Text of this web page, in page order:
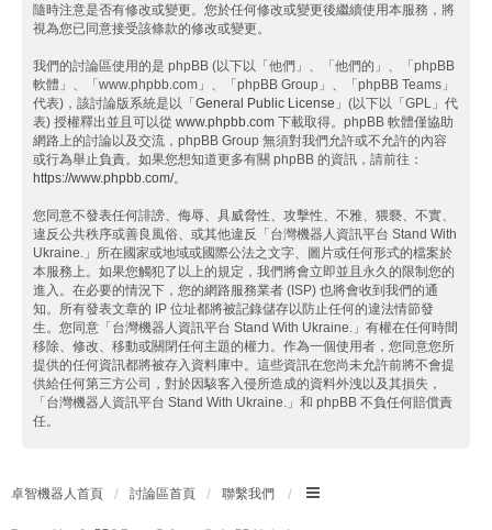
隨時注意是否有修改或變更。您於任何修改或變更後繼續使用本服務，將
視為您已同意接受該條款的修改或變更。
我們的討論區使用的是 phpBB (以下以「他們」、「他們的」、「phpBB
軟體」、「www.phpbb.com」、「phpBB Group」、「phpBB Teams」
代表)，該討論版系統是以「General Public License 」(以下以「GPL」代
表) 授權釋出並且可以從 www.phpbb.com 下載取得。phpBB 軟體僅協助
網路上的討論以及交流，phpBB Group 無須對我們允許或不允許的內容
或行為舉止負責。如果您想知道更多有關 phpBB 的資訊，請前往：
https://www.phpbb.com/。
您同意不發表任何誹謗、侮辱、具威脅性、攻擊性、不雅、猥褻、不實、
違反公共秩序或善良風俗、或其他違反「台灣機器人資訊平台 Stand With
Ukraine.」所在國家或地域或國際公法之文字、圖片或任何形式的檔案於
本服務上。如果您觸犯了以上的規定，我們將會立即並且永久的限制您的
進入。在必要的情況下，您的網路服務業者 (ISP) 也將會收到我們的通
知。所有發表文章的 IP 位址都將被記錄儲存以防止任何的違法情節發
生。您同意「台灣機器人資訊平台 Stand With Ukraine.」有權在任何時間
移除、修改、移動或關閉任何主題的權力。作為一個使用者，您同意您所
提供的任何資訊都將被存入資料庫中。這些資訊在您尚未允許前將不會提
供給任何第三方公司，對於因駭客入侵所造成的資料外洩以及其損失，
「台灣機器人資訊平台 Stand With Ukraine.」和 phpBB 不負任何賠償責
任。
卓智機器人首頁 討論區首頁 聯繫我們